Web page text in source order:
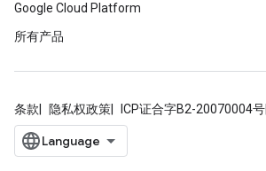
Google Cloud Platform
所有产品
条款 隐私权政策 ICP证合字B2-20070004号